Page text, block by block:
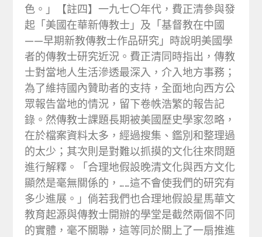
色。」【註四】一九七〇年代，費正清參與發
起「美國在華新傳教士」及「基督教在中國
——早期新教傳教士作品研究」時說明美國學
者的傳教士研究近況。費正清同時指出，傳教
士對當地人生活滲透最深入，介入地方事務；
為了維持國內贊助者的支持，全面地向西方公
眾報告當地的情況，留下卷帙浩繁的報告記
錄。然傳教士課題長期被美國歷史學家忽略，
在於檔案資料太多，經過搜集、鑑別和整理過
的太少；其次則是對難以抓摸的文化往來問題
進行解釋。「合理地假設晚清文化與西方文化
顯然是毫無關係的，……這不會使我們的研究有
多少進展。」倘若我們也合理地假設星馬華文
教育起源與傳教士開辦的學堂是截然兩個不同
的實體，毫不關聯，這等同於關上了一扇推進